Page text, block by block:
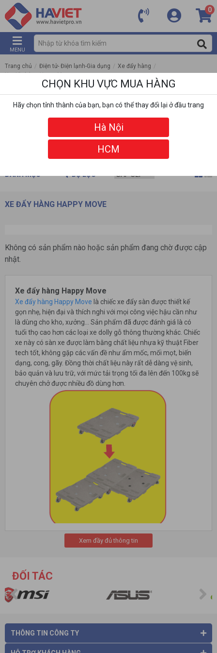
0
MENU
Trang chủ / Điện tử- Điện lạnh-Gia dụng / Xe đẩy hàng /
Xe đẩy hàng Happy Move
DANH MỤC BỘ LỌC
XE ĐẨY HÀNG HAPPY MOVE
Không có sản phẩm nào hoặc sản phẩm đang chờ được cập
nhật.
Xe đẩy hàng Happy Move
Xe đẩy hàng Happy Move là chiếc xe đẩy sàn được thiết kế
gọn nhẹ, hiện đại và thích nghi với mọi công việc hậu cần như
là dùng cho kho, xưởng... Sản phẩm đã được đánh giá là có
tuổi thọ cao hơn các loại xe dolly gỗ thông thường khác. Chiếc
xe này có sàn xe được làm bằng chất liệu nhựa kỹ thuật Fiber
tech tốt, không gặp các vấn đề như ẩm mốc, mối mọt, biến
dạng, cong, gãy. Đồng thời chất liệu này rất dễ dàng vệ sinh,
bảo quản và lưu trữ, với mức tải trọng tối đa lên đến 100kg sẽ
chuyên chở được nhiều đồ dùng hơn.
Đặc biệt sản phẩm có trọng lượng nhẹ, có tay nắm cùng với
bánh xe được làm bằng nhựa PU trong, bạc đạn bi để người
Xe đẩy sàn dolly Happy Move
các tấm sàn lại với nhau, dễ dàng thao tác để bạn có thể
Xem đầy đủ thông tin
ĐỐI TÁC
THÔNG TIN CÔNG TY
CHỌN KHU VỰC MUA HÀNG
Hãy chọn tỉnh thành của bạn, bạn có thể thay đổi lại ở đầu trang
Hà Nội
HCM